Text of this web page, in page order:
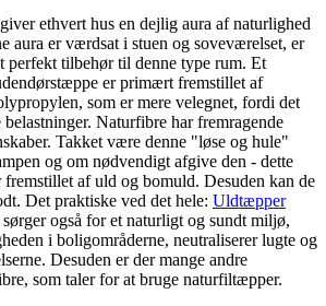
ethvert hus en dejlig aura af naturlighed
aura er værdsat i stuen og soveværelset, er
perfekt tilbehør til denne type rum. Et
er primært fremstillet af
som er mere velegnet, fordi det
Naturfibre har fremragende
Takket være denne "løse og hule"
og om nødvendigt afgive den - dette
af uld og bomuld. Desuden kan de
Det praktiske ved det hele: Uldtæpper
også for et naturligt og sundt miljø,
i boligområderne, neutraliserer lugte og
Desuden er der mange andre
som taler for at bruge naturfiltæpper.